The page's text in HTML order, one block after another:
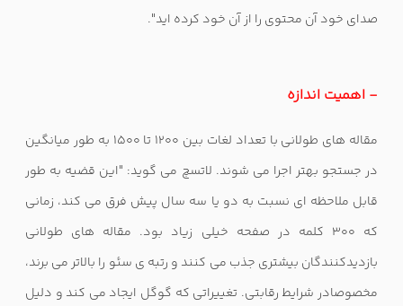
صدای خود آن محتوی را از آن خود کرده اید".
- اهمیت اندازه
مقاله های طولانی با تعداد لغات بین 1200 تا 1500 به طور میانگین
در جستجو بهتر اجرا می شوند. لاتسچ می گوید: "این قضیه به طور
قابل ملاحظه ای نسبت به دو یا سه سال پیش فرق می کند، زمانی
که 300 کلمه در صفحه خیلی زیاد بود. مقاله های طولانی
بازدیدکنندگان بیشتری جذب می کنند و رتبه ی سئو را بالاتر می برند،
مخصوصادر شرایط رقابتی. تغییراتی که گوگل ایجاد می کند و دلیل